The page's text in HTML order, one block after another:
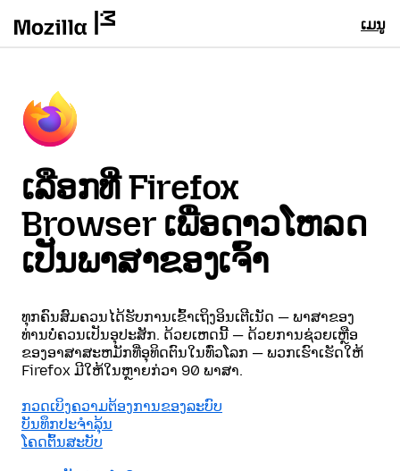
ເມນູ
ເລືອກທີ່ Firefox
Browser ເພື່ອດາວໂຫລດ
ເປັນພາສາຂອງເຈົ້າ
ທຸກຄົນສົມຄວນໄດ້ຮັບການເຂົ້າເຖິງອິນເຕີເນັດ — ພາສາຂອງ
ທ່ານບໍ່ຄວນເປັນອຸປະສັກ. ດ້ວຍເຫດນີ້ — ດ້ວຍການຊ່ວຍເຫຼືອ
ຂອງອາສາສະຫມັກທີ່ອຸທິດຕົນໃນທົ່ວໂລກ — ພວກເຮົາເຮັດໃຫ້
Firefox ມີໃຫ້ໃນຫຼາຍກ່ວາ 90 ພາສາ.
ກວດເບິງຄວາມຕ້ອງການຂອງລະບົບ
ບັນທຶກປະຈຳລຸ້ນ
ໂຄດຕົ້ນສະບັບ